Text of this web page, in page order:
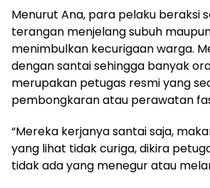
Menurut Ana, para pelaku beraksi
terangan menjelang subuh
menimbulkan kecurigaan warga.
dengan santai sehingga banyak
merupakan petugas resmi yang
pembongkaran atau perawatan
“Mereka kerjanya santai saja,
yang lihat tidak curiga, dikira
tidak ada yang menegur atau